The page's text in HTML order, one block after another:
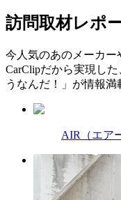
訪問取材レポ
今人気のあのメーカー
CarClipだから実現し
うなんだ！」が情報満
AIR（エア